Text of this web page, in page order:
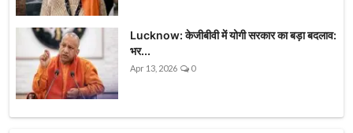
Lucknow: केजीबीवी में योगी सरकार का बड़ा बदलाव:
भर...
Apr 13, 2026 0